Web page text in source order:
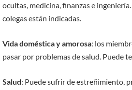
ocultas, medicina, finanzas e
colegas están indicadas.
Vida doméstica y amorosa: los
pasar por problemas de salud. Puede
Salud: Puede sufrir de estreñimiento,